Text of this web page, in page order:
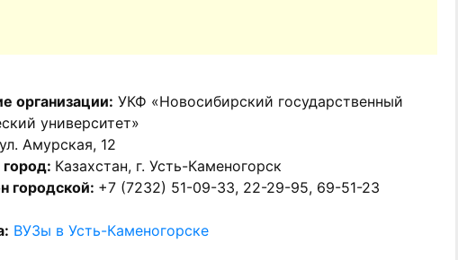
организации: УКФ «Новосибирский государственный
университет»
ул. Амурская, 12
Казахстан, г. Усть-Каменогорск
городской: +7 (7232) 51-09-33, 22-29-95, 69-51-23
ВУЗы в Усть-Каменогорске